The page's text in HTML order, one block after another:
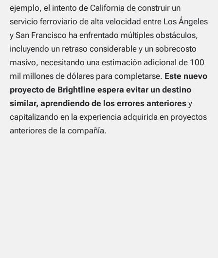
ejemplo, el intento de California de construir un
servicio ferroviario de alta velocidad entre Los Ángeles
y San Francisco ha enfrentado múltiples obstáculos,
incluyendo un retraso considerable y un sobrecosto
masivo, necesitando una estimación adicional de 100
mil millones de dólares para completarse. Este nuevo
proyecto de Brightline espera evitar un destino
similar, aprendiendo de los errores anteriores y
capitalizando en la experiencia adquirida en proyectos
anteriores de la compañía.